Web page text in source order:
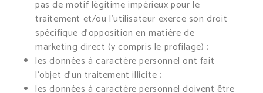
pas de motif légitime impérieux pour le
traitement et/ou l’utilisateur exerce son droit
spécifique d’opposition en matière de
marketing direct (y compris le profilage) ;
les données à caractère personnel ont fait
l’objet d’un traitement illicite ;
les données à caractère personnel doivent être